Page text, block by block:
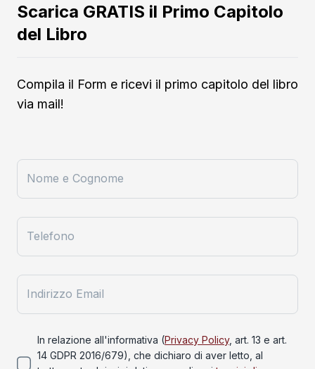
Scarica GRATIS il Primo Capitolo
del Libro
Compila il Form e ricevi il primo capitolo del libro
via mail!
Nome e Cognome
Telefono
Indirizzo Email
In relazione all'informativa (Privacy Policy, art. 13 e art.
14 GDPR 2016/679), che dichiaro di aver letto, al